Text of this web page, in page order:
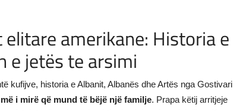
amerikane: Historia e
e jetës te arsimi
kufijve, historia e Albanit, Albanës dhe Artës nga Gostivari
i mirë që mund të bëjë një familje. Prapa këtij arritjeje